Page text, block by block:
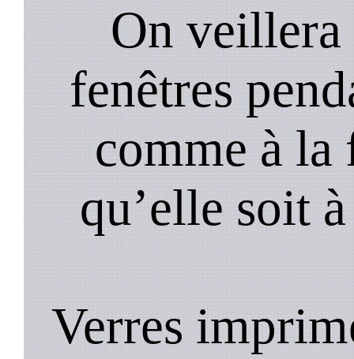
On veillera
fenêtres
comme à
qu’elle soit
Verres